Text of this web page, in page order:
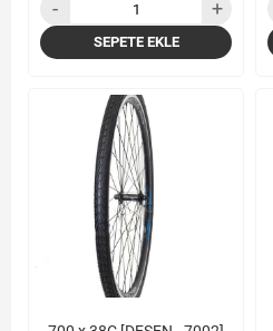
SEPETE EKLE